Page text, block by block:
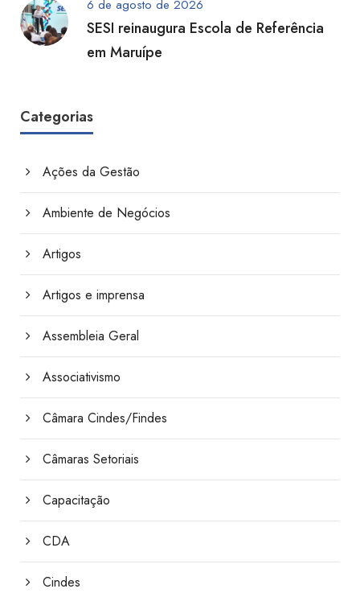
6 de agosto de 2026
SESI reinaugura Escola de Referência
em Maruípe
Categorias
Ações da Gestão
Ambiente de Negócios
Artigos
Artigos e imprensa
Assembleia Geral
Associativismo
Câmara Cindes/Findes
Câmaras Setoriais
Capacitação
CDA
Cindes